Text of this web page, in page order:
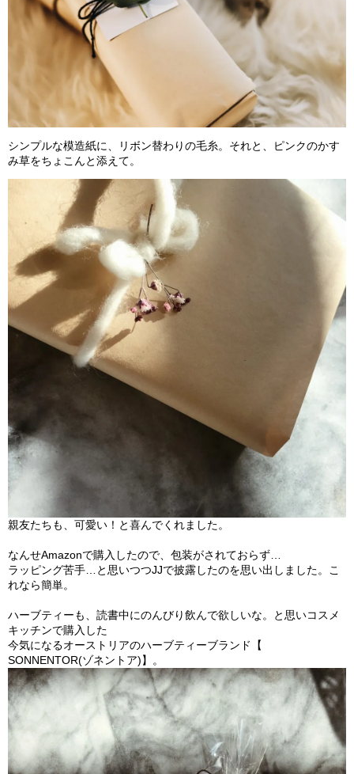
シンプルな模造紙に、リボン替わりの毛糸。それと、
ピンクのかす
み草をちょこんと添えて。
親友たちも、可愛い！と喜んでくれました。
なんせAmazonで購入したので、包装がされておらず…
ラッピング苦手…と思いつつJJで披露したのを思い出しました。 こ
れなら簡単。
ハーブティーも、読書中にのんびり飲んで欲しいな。
と思いコスメ
キッチンで購入した
今気になるオーストリアのハーブティーブランド【
SONNENTOR(ゾネントア)】。